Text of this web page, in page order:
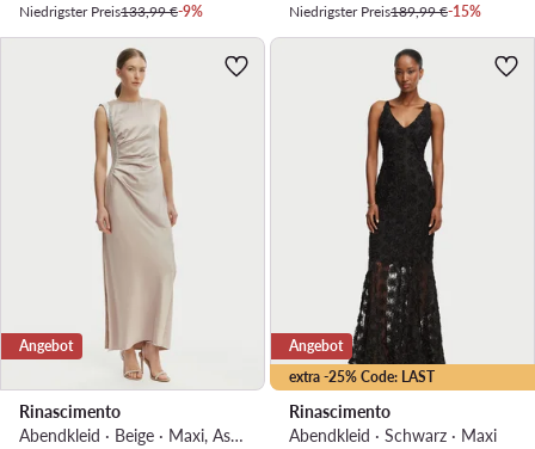
Niedrigster Preis133,99 €-9%
Niedrigster Preis189,99 €-15%
Angebot
Rinascimento
Abendkleid · Beige · Maxi, Asymmetrisch
extra -25% Code: LAST
Angebot
Rinascimento
Abendkleid · Schwarz · Maxi